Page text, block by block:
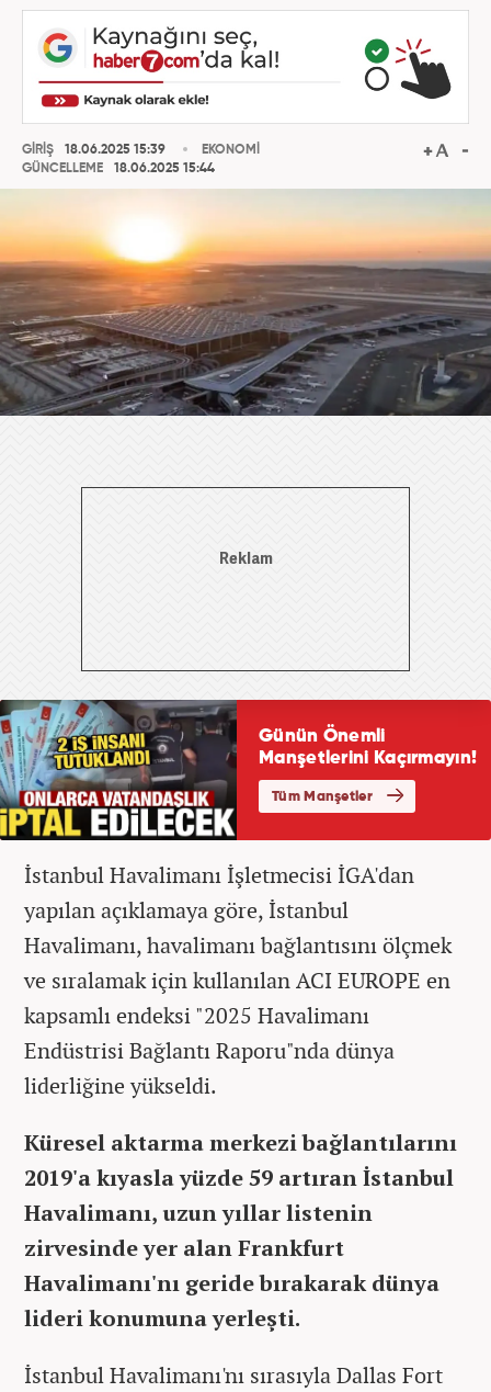
GİRİŞ
18.06.2025 15:39
GÜNCELLEME
18.06.2025 15:44
EKONOMİ
İstanbul Havalimanı İşletmecisi İGA'dan
yapılan açıklamaya göre, İstanbul
Havalimanı, havalimanı bağlantısını ölçmek
ve sıralamak için kullanılan ACI EUROPE en
kapsamlı endeksi "2025 Havalimanı
Endüstrisi Bağlantı Raporu"nda dünya
liderliğine yükseldi.
Küresel aktarma merkezi bağlantılarını
2019'a kıyasla yüzde 59 artıran İstanbul
Havalimanı, uzun yıllar listenin
zirvesinde yer alan Frankfurt
Havalimanı'nı geride bırakarak dünya
lideri konumuna yerleşti.
İstanbul Havalimanı'nı sırasıyla Dallas Fort